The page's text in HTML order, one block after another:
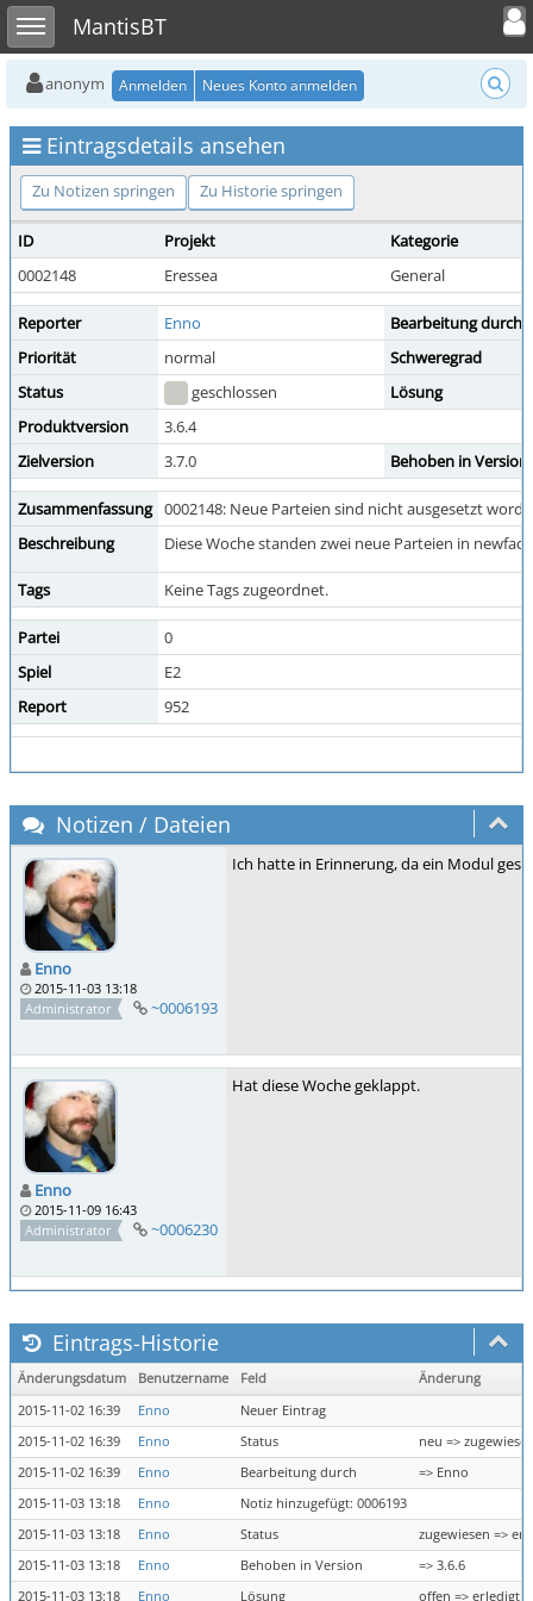
Toggle sidebarMantisBT
Toggle
anonym Anmelden Neues Konto anmelden
Eintragsdetails ansehen
Zu Notizen springen Zu Historie springen
ID Projekt
Kategorie
0002148
Eressea General
Reporter Enno
Bearbeitung durch
Priorität
normal
Schweregrad
Status
geschlossen
Lösung
Produktversion
3.6.4
Zielversion
3.7.0 Behoben in Version
Zusammenfassung 0002148: Neue Parteien sind nicht ausgesetzt
Beschreibung
Diese Woche standen zwei neue Parteien in
Tags Keine Tags zugeordnet.
Partei
0
Spiel
E2
Report
952
Notizen / Dateien
Enno
2015-11-03 13:18
Administrator
~0006193
Ich hatte in Erinnerung, da ein Modul
Enno
2015-11-09 16:43
Administrator
~0006230
Hat diese Woche geklappt.
Eintrags-Historie
Änderungsdatum Benutzername Feld
Änderung
2015-11-02 16:39
Enno
Neuer Eintrag
2015-11-02 16:39
Enno Status
neu =>
2015-11-02 16:39
Enno Bearbeitung durch
=> Enno
2015-11-03 13:18
Enno
Notiz hinzugefügt: 0006193
2015-11-03 13:18
Enno Status
zugewiesen =>
2015-11-03 13:18
Enno Behoben in Version
=> 3.6.6
2015-11-03 13:18
Enno Lösung offen => erledigt